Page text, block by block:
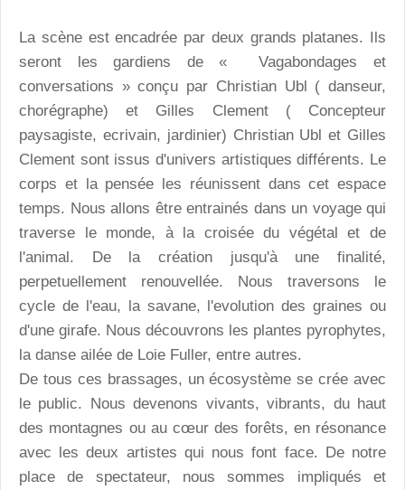
La scène est encadrée par deux grands platanes. Ils
seront les gardiens de « Vagabondages et
conversations » conçu par Christian Ubl ( danseur,
chorégraphe) et Gilles Clement ( Concepteur
paysagiste, ecrivain, jardinier) Christian Ubl et Gilles
Clement sont issus d'univers artistiques différents. Le
corps et la pensée les réunissent dans cet espace
temps. Nous allons être entrainés dans un voyage qui
traverse le monde, à la croisée du végétal et de
l'animal. De la création jusqu'à une finalité,
perpetuellement renouvellée. Nous traversons le
cycle de l'eau, la savane, l'evolution des graines ou
d'une girafe. Nous découvrons les plantes pyrophytes,
la danse ailée de Loie Fuller, entre autres.
De tous ces brassages, un écosystème se crée avec
le public. Nous devenons vivants, vibrants, du haut
des montagnes ou au cœur des forêts, en résonance
avec les deux artistes qui nous font face. De notre
place de spectateur, nous sommes impliqués et